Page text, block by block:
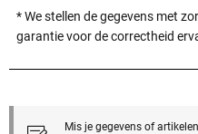
* We stellen de gegevens met
garantie voor de correctheid
Mis je gegevens of